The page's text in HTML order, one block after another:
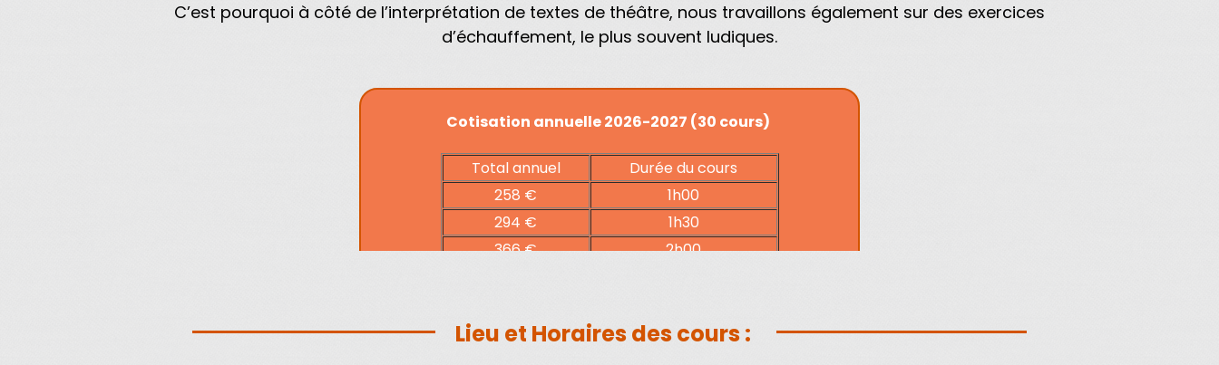
C’est pourquoi à côté de l’interprétation de textes de théâtre, nous travaillons également sur des exercices
d’échauffement, le plus souvent ludiques.
Cotisation annuelle 2026-2027 (30 cours)
Total annuel
Durée du cours
258 €
1h00
294 €
1h30
366 €
2h00
Lieu et Horaires des cours :